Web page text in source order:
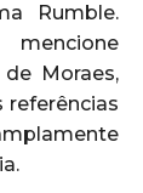
Rumble.
Moraes,
referências